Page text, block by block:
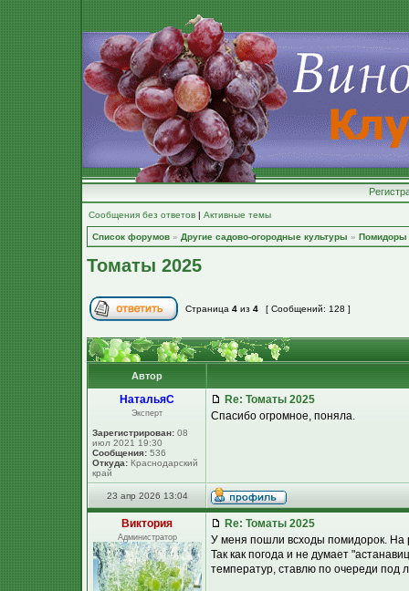
Сообщения без ответов | Активные темы
Список форумов » Другие садово-огородные культуры » Помидоры
Томаты 2025
Страница 4 из 4 [ Сообщений: 128 ]
Автор
НатальяС
Эксперт
Зарегистрирован: 08
июл 2021 19:30
Сообщения: 536
Откуда: Краснодарский
край
Re: Томаты 2025
Спасибо огромное, поняла.
23 апр 2026 13:04
Виктория
Администратор
Re: Томаты 2025
У меня пошли всходы помидорок. На
Так как погода и не думает
температур, ставлю по очереди под